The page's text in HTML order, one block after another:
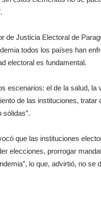
de Justicia Electoral de
todos los países han
electoral es fundamental.
escenarios: el de la salud, la
de las instituciones,
sólidas”.
que las instituciones
elecciones, prorrogar
lo que, advirtió, no se